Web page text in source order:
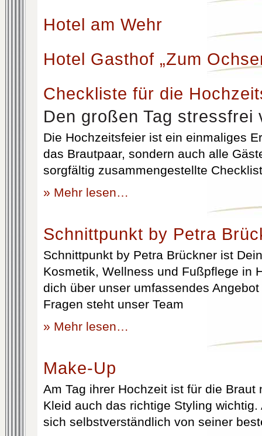
Hotel am Wehr
Hotel Gasthof „Zum
Checkliste für die
Den großen Tag stressfrei
Die Hochzeitsfeier ist ein einmaliges
das Brautpaar, sondern auch alle
sorgfältig zusammengestellte
» Mehr lesen…
Schnittpunkt by Petra
Schnittpunkt by Petra Brückner ist
Kosmetik, Wellness und Fußpflege in
dich über unser umfassendes
Fragen steht unser Team
» Mehr lesen…
Make-Up
Am Tag ihrer Hochzeit ist für die Braut
Kleid auch das richtige Styling
sich selbstverständlich von seiner